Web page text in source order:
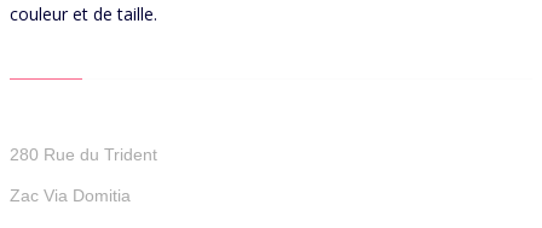
couleur et de taille.
280 Rue du Trident
Zac Via Domitia